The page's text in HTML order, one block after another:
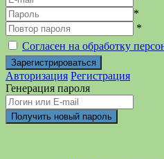
*
*
Согласен на обработку
Авторизация Регистрация
Генерация пароля